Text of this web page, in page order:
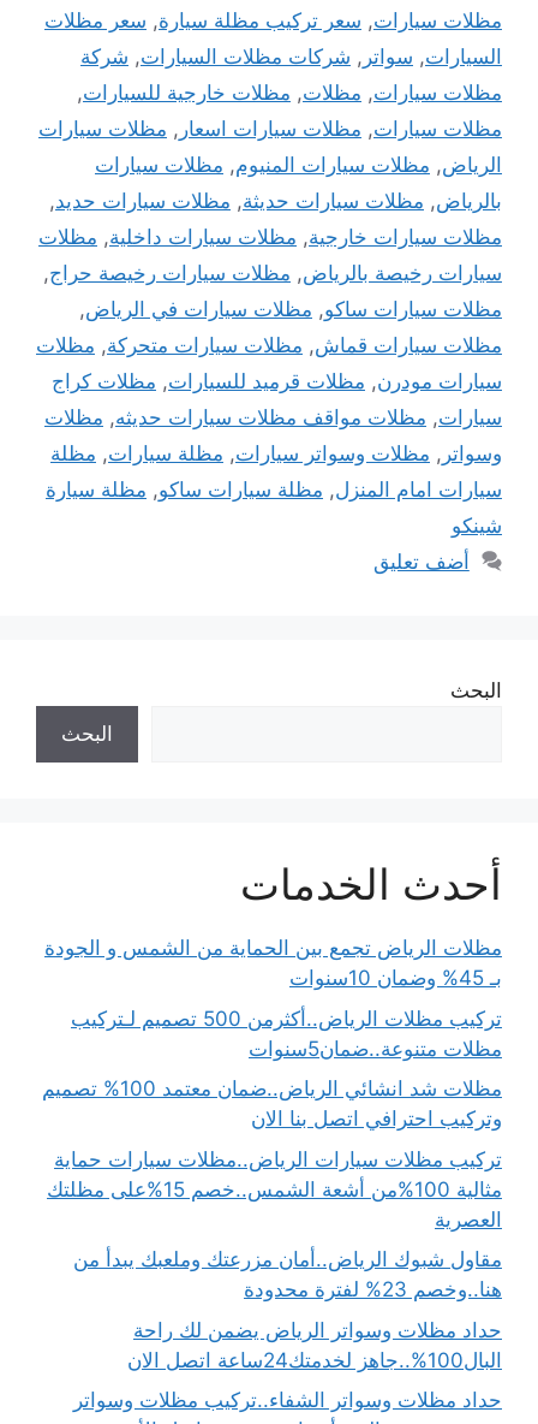
مظلات سيارات, سعر تركيب مظلة سيارة, سعر مظلات
السيارات, سواتر , شركات مظلات السيارات, شركة
مظلات سيارات, مظلات, مظلات خارجية للسيارات,
مظلات سيارات, مظلات سيارات اسعار , مظلات سيارات
الرياض, مظلات سيارات المنيوم, مظلات سيارات
بالرياض, مظلات سيارات حديثة, مظلات سيارات حديد,
مظلات سيارات خارجية, مظلات سيارات داخلية, مظلات
سيارات رخيصة بالرياض, مظلات سيارات رخيصة حراج,
مظلات سيارات ساكو, مظلات سيارات في الرياض,
مظلات سيارات قماش, مظلات سيارات متحركة, مظلات
سيارات مودرن, مظلات قرميد للسيارات, مظلات كراج
سيارات, مظلات مواقف مظلات سيارات حديثه, مظلات
وسواتر , مظلات وسواتر سيارات, مظلة سيارات, مظلة
سيارات امام المنزل, مظلة سيارات ساكو, مظلة سيارة
شينكو
أضف تعليق
البحث
البحث
أحدث الخدمات
مظلات الرياض تجمع بين الحماية من الشمس و الجودة
بـ 45% وضمان 10سنوات
تركيب مظلات الرياض..أكثرمن 500 تصميم لـتركيب
مظلات متنوعة..ضمان5سنوات
مظلات شد انشائي الرياض..ضمان معتمد 100% تصميم
وتركيب احترافي اتصل بنا الان
تركيب مظلات سيارات الرياض..مظلات سيارات حماية
مثالية 100%من أشعة الشمس..خصم 15%على مظلتك
العصرية
مقاول شبوك الرياض..أمان مزرعتك وملعبك يبدأ من
هنا..وخصم 23% لفترة محدودة
حداد مظلات وسواتر الرياض يضمن لك راحة
البال100%..جاهز لخدمتك24ساعة اتصل الان
حداد مظلات وسواتر الشفاء..تركيب مظلات وسواتر